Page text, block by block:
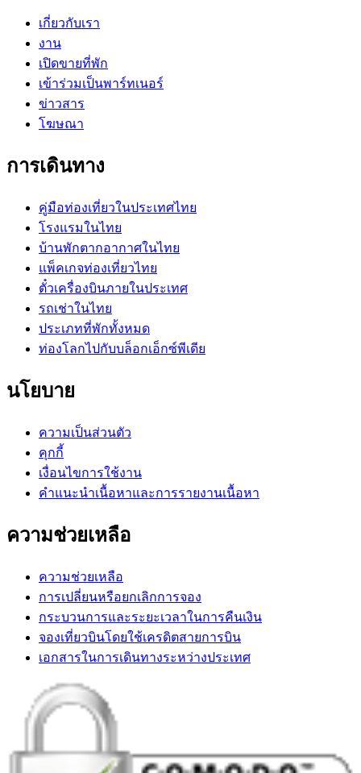
เกี่ยวกับเรา
งาน
เปิดขายที่พัก
เข้าร่วมเป็นพาร์ทเนอร์
ข่าวสาร
โฆษณา
การเดินทาง
คู่มือท่องเที่ยวในประเทศไทย
โรงแรมในไทย
บ้านพักตากอากาศในไทย
แพ็คเกจท่องเที่ยวไทย
ตั๋วเครื่องบินภายในประเทศ
รถเช่าในไทย
ประเภทที่พักทั้งหมด
ท่องโลกไปกับบล็อกเอ็กซ์พีเดีย
นโยบาย
ความเป็นส่วนตัว
คุกกี้
เงื่อนไขการใช้งาน
คำแนะนำเนื้อหาและการรายงานเนื้อหา
ความช่วยเหลือ
ความช่วยเหลือ
การเปลี่ยนหรือยกเลิกการจอง
กระบวนการและระยะเวลาในการคืนเงิน
จองเที่ยวบินโดยใช้เครดิตสายการบิน
เอกสารในการเดินทางระหว่างประเทศ